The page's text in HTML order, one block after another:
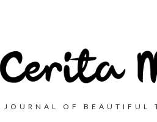
JOURNAL OF BEAUTIFUL